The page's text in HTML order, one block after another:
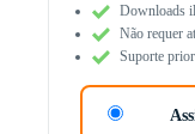
Downloads
Não requer
Suporte